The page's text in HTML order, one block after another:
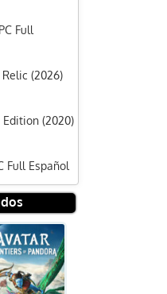
Full
(2026)
(2020)
Full Español